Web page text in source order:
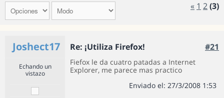
« 1 2(3)
Joshect17 Re: ¡Utiliza Firefox! #21
Echando un
vistazo
Fiefox le da cuatro patadas a Internet
Explorer, me parece mas practico
Enviado el: 27/3/2008 1:53